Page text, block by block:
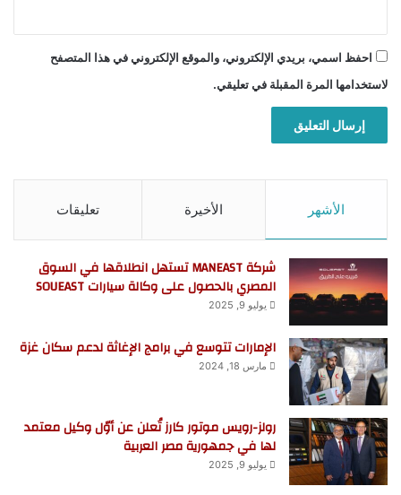
احفظ اسمي، بريدي الإلكتروني، والموقع الإلكتروني في هذا المتصفح
لاستخدامها المرة المقبلة في تعليقي.
الأشهر الأخيرة تعليقات
شركة MANEAST تستهل انطلاقها في السوق
المصري بالحصول على وكالة سيارات SOUEAST
يوليو 9, 2025
الإمارات تتوسع في برامج الإغاثة لدعم سكان غزة
مارس 18, 2024
رولز-رويس موتور كارز تُعلن عن أوّل وكيل معتمد
لها في جمهورية مصر العربية
يوليو 9, 2025